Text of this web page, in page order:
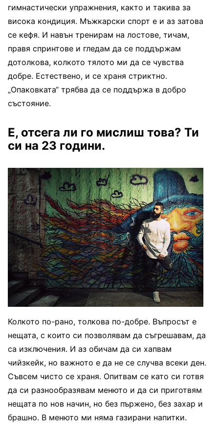
гимнастически упражнения, както и такива за
висока кондиция. Мъжкарски спорт е и аз затова
се кефя. И навън тренирам на лостове, тичам,
правя спринтове и гледам да се поддържам
дотолкова, колкото тялото ми да се чувства
добре. Естествено, и се храня стриктно.
„Опаковката“ трябва да се поддържа в добро
състояние.
Е, отсега ли го мислиш това? Ти
си на 23 години.
Колкото по-рано, толкова по-добре. Въпросът е
нещата, с които си позволявам да съгрешавам, да
са изключения. И аз обичам да си хапвам
чийзкейк, но важното е да не се случва всеки ден.
Съвсем чисто се храня. Опитвам се като си готвя
да си разнообразявам менюто и да си приготвям
нещата по нов начин, но без пържено, без захар и
брашно. В менюто ми няма газирани напитки.